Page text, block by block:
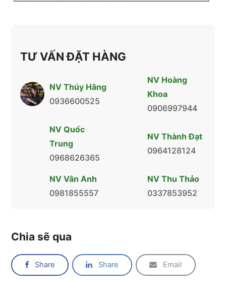
TƯ VẤN ĐẶT HÀNG
NV Thúy Hằng
0936600525
NV Hoàng
Khoa
0906997944
NV Quốc
Trung
0968626365
NV Thành Đạt
0964128124
NV Vân Anh
0981855557
NV Thu Thảo
0337853952
Chia sẽ qua
Share Share Email